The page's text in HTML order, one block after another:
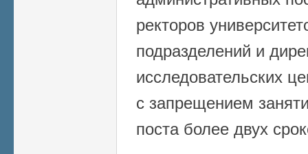
ректоров
подразделений и
исследовательских
с запрещением
поста более двух